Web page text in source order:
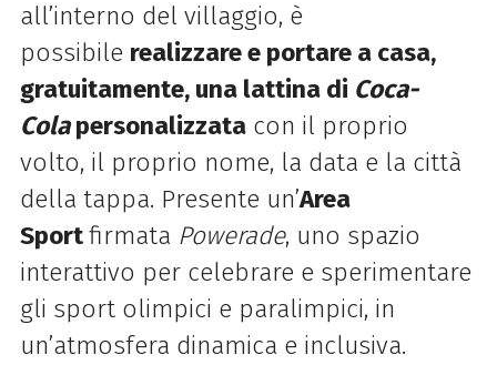
all’interno del villaggio, è
possibile realizzare e portare a casa,
gratuitamente, una lattina di Coca-
Colapersonalizzatacon il proprio
volto, il proprio nome, la data e la città
della tappa. Presente un’Area
Sportfirmata Powerade, uno spazio
interattivo per celebrare e sperimentare
gli sport olimpici e paralimpici, in
un’atmosfera dinamica e inclusiva.